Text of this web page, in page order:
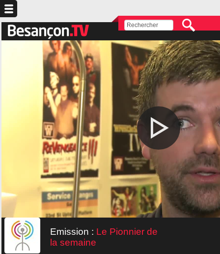
Emission : Le Pionnier de
la semaine